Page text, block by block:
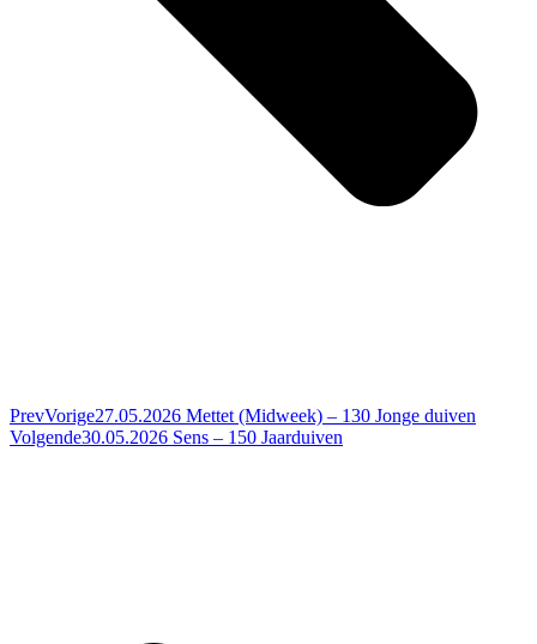
PrevVorige27.05.2026 Mettet (Midweek) – 130 Jonge duiven
Volgende30.05.2026 Sens – 150 Jaarduiven